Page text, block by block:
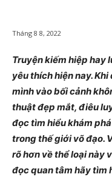
Tháng 8 8, 2022
Truyện kiếm hiệp hay
yêu thích hiện nay.
mình vào bối cảnh
thuật đẹp mắt, điêu
đọc tìm hiểu khám
trong thế giới võ đạo.
rõ hơn về thể loại này
đọc quan tâm hãy tìm